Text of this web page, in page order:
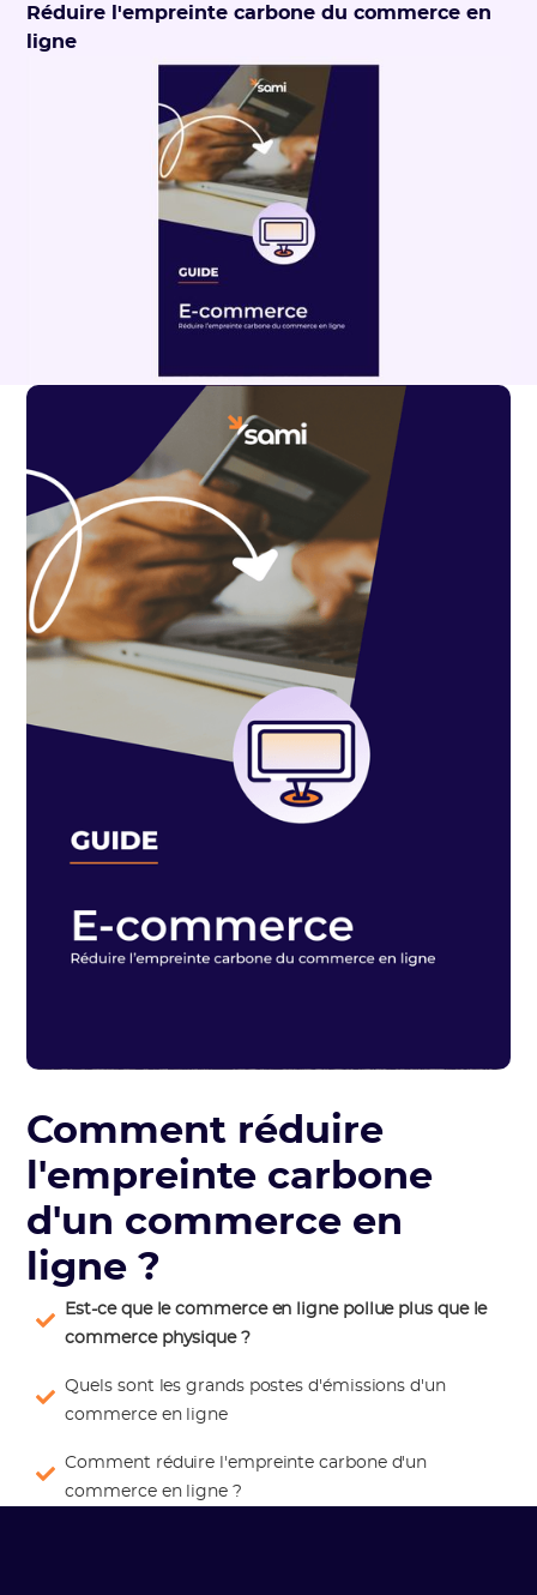
Réduire l'empreinte carbone du commerce en
ligne
Comment réduire
l'empreinte carbone
d'un commerce en
ligne ?
Est-ce que le commerce en ligne pollue plus que le
commerce physique ?
Quels sont les grands postes d'émissions d'un
commerce en ligne
Comment réduire l'empreinte carbone d'un
commerce en ligne ?